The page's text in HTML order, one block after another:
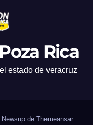
Rica
estado de veracruz
de Themeansar